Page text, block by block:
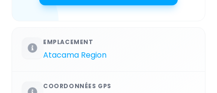
EMPLACEMENT
Atacama Region
COORDONNÉES GPS